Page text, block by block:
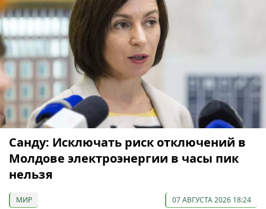
Санду: Исключать риск отключений в
Молдове электроэнергии в часы пик
нельзя
МИР 07 АВГУСТА 2026 18:24